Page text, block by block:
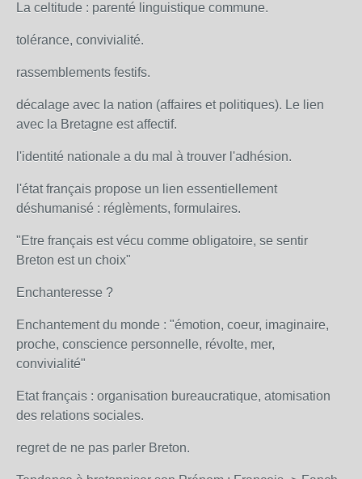
La celtitude : parenté linguistique commune.
tolérance, convivialité.
rassemblements festifs.
décalage avec la nation (affaires et politiques). Le lien
avec la Bretagne est affectif.
l'identité nationale a du mal à trouver l'adhésion.
l'état français propose un lien essentiellement
déshumanisé : réglèments, formulaires.
"Etre français est vécu comme obligatoire, se sentir
Breton est un choix"
Enchanteresse ?
Enchantement du monde : "émotion, coeur, imaginaire,
proche, conscience personnelle, révolte, mer,
convivialité"
Etat français : organisation bureaucratique, atomisation
des relations sociales.
regret de ne pas parler Breton.